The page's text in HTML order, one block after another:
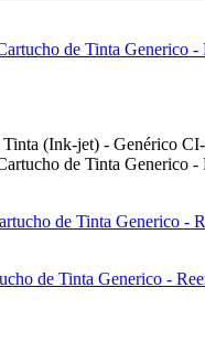
de Tinta Generico -
Tinta (Ink-jet) - Genérico
de Tinta Generico -
de Tinta Generico -